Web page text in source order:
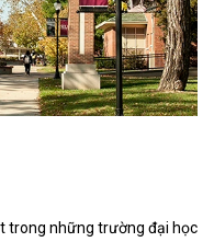
trong những trường đại học